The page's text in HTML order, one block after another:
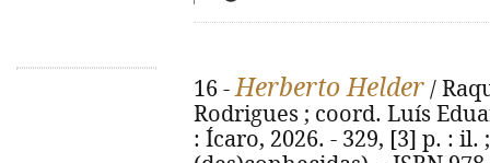
16 -Herberto Helder /
Rodrigues ; coord. Luís
: Ícaro, 2026. - 329, [3] p. : il.